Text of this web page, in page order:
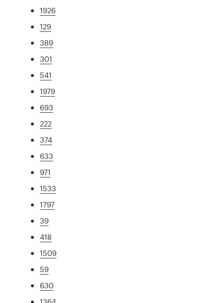
1926
129
389
301
541
1979
693
222
374
633
971
1533
1797
39
418
1509
59
630